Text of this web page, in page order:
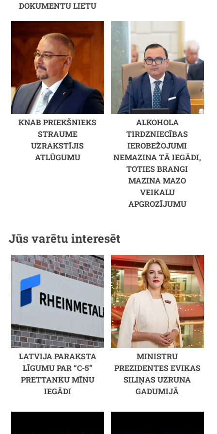
DOKUMENTU LIETU
KNAB PRIEKŠNIEKS
STRAUME
UZRAKSTĪJIS
ATLŪGUMU
ALKOHOLA
TIRDZNIECĪBAS
IEROBEŽOJUMI
NEMAZINA TĀ IEGĀDI,
TOTIES BRANGI
MAZINA MAZO
VEIKALU
APGROZĪJUMU
Jūs varētu interesēt
LATVIJA PARAKSTA
LĪGUMU PAR “C-5”
PRETTANKU MĪNU
IEGĀDI
MINISTRU
PREZIDENTES EVIKAS
SILIŅAS UZRUNA
GADUMIJĀ